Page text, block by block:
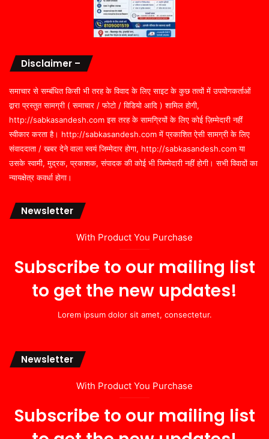
Disclaimer –
समाचार से सम्बंधित किसी भी तरह के विवाद के लिए साइट के कुछ तत्वों में उपयोगकर्ताओं
द्वारा प्रस्तुत सामग्री ( समाचार / फोटो / विडियो आदि ) शामिल होगी,
http://sabkasandesh.com इस तरह के सामग्रियों के लिए कोई ज़िम्मेदारी नहीं
स्वीकार करता है। http://sabkasandesh.com में प्रकाशित ऐसी सामग्री के लिए
संवाददाता / खबर देने वाला स्वयं जिम्मेदार होगा, http://sabkasandesh.com या
उसके स्वामी, मुद्रक, प्रकाशक, संपादक की कोई भी जिम्मेदारी नहीं होगी। सभी विवादों का
न्यायक्षेत्र कवर्धा होगा।
Newsletter
With Product You Purchase
Subscribe to our mailing list
to get the new updates!
Lorem ipsum dolor sit amet, consectetur.
Newsletter
With Product You Purchase
Subscribe to our mailing list